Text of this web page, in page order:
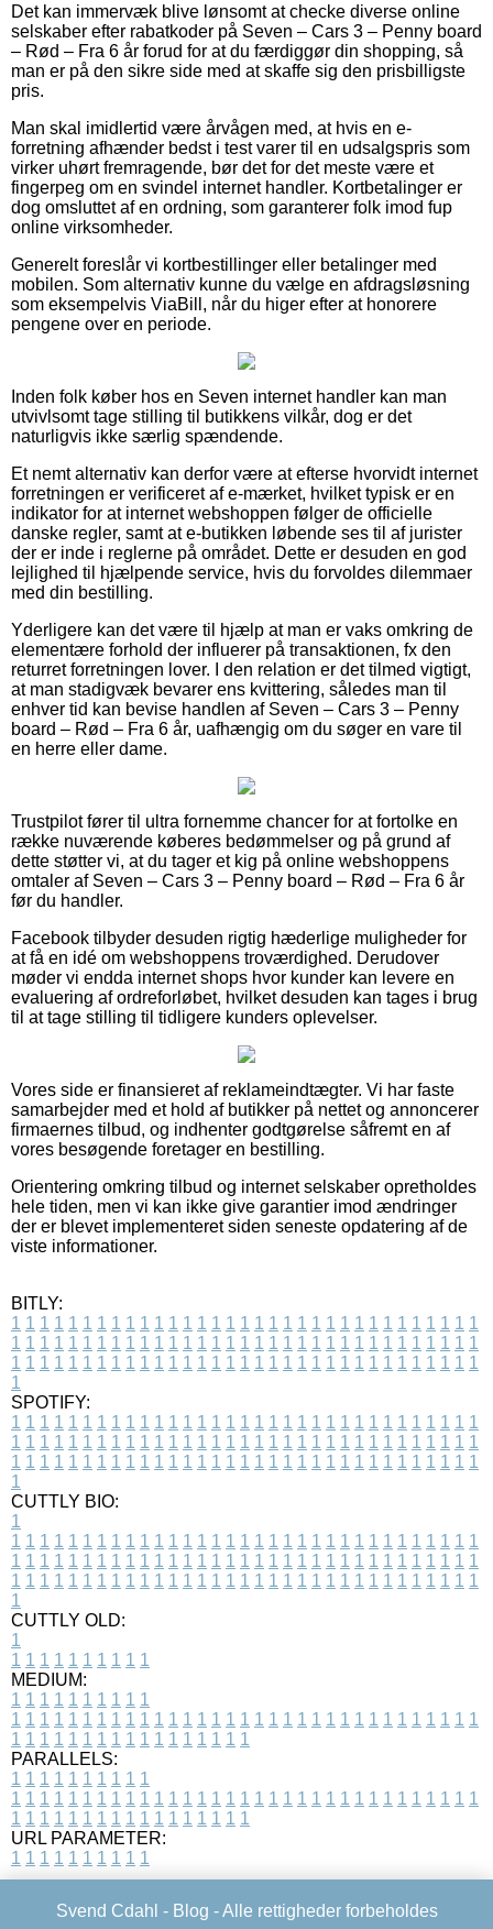
Det kan immervæk blive lønsomt at checke diverse online
selskaber efter rabatkoder på Seven – Cars 3 – Penny board
– Rød – Fra 6 år forud for at du færdiggør din shopping, så
man er på den sikre side med at skaffe sig den prisbilligste
pris.
Man skal imidlertid være årvågen med, at hvis en e-
forretning afhænder bedst i test varer til en udsalgspris som
virker uhørt fremragende, bør det for det meste være et
fingerpeg om en svindel internet handler. Kortbetalinger er
dog omsluttet af en ordning, som garanterer folk imod fup
online virksomheder.
Generelt foreslår vi kortbestillinger eller betalinger med
mobilen. Som alternativ kunne du vælge en afdragsløsning
som eksempelvis ViaBill, når du higer efter at honorere
pengene over en periode.
Inden folk køber hos en Seven internet handler kan man
utvivlsomt tage stilling til butikkens vilkår, dog er det
naturligvis ikke særlig spændende.
Et nemt alternativ kan derfor være at efterse hvorvidt internet
forretningen er verificeret af e-mærket, hvilket typisk er en
indikator for at internet webshoppen følger de officielle
danske regler, samt at e-butikken løbende ses til af jurister
der er inde i reglerne på området. Dette er desuden en god
lejlighed til hjælpende service, hvis du forvoldes dilemmaer
med din bestilling.
Yderligere kan det være til hjælp at man er vaks omkring de
elementære forhold der influerer på transaktionen, fx den
returret forretningen lover. I den relation er det tilmed vigtigt,
at man stadigvæk bevarer ens kvittering, således man til
enhver tid kan bevise handlen af Seven – Cars 3 – Penny
board – Rød – Fra 6 år, uafhængig om du søger en vare til
en herre eller dame.
Trustpilot fører til ultra fornemme chancer for at fortolke en
række nuværende køberes bedømmelser og på grund af
dette støtter vi, at du tager et kig på online webshoppens
omtaler af Seven – Cars 3 – Penny board – Rød – Fra 6 år
før du handler.
Facebook tilbyder desuden rigtig hæderlige muligheder for
at få en idé om webshoppens troværdighed. Derudover
møder vi endda internet shops hvor kunder kan levere en
evaluering af ordreforløbet, hvilket desuden kan tages i brug
til at tage stilling til tidligere kunders oplevelser.
Vores side er finansieret af reklameindtægter. Vi har faste
samarbejder med et hold af butikker på nettet og annoncerer
firmaernes tilbud, og indhenter godtgørelse såfremt en af
vores besøgende foretager en bestilling.
Orientering omkring tilbud og internet selskaber opretholdes
hele tiden, men vi kan ikke give garantier imod ændringer
der er blevet implementeret siden seneste opdatering af de
viste informationer.
BITLY:
1 1 1 1 1 1 1 1 1 1 1 1 1 1 1 1 1 1 1 1 1 1 1 1 1 1 1 1 1 1 1 1 1
1 1 1 1 1 1 1 1 1 1 1 1 1 1 1 1 1 1 1 1 1 1 1 1 1 1 1 1 1 1 1 1 1
1 1 1 1 1 1 1 1 1 1 1 1 1 1 1 1 1 1 1 1 1 1 1 1 1 1 1 1 1 1 1 1 1
1
SPOTIFY:
1 1 1 1 1 1 1 1 1 1 1 1 1 1 1 1 1 1 1 1 1 1 1 1 1 1 1 1 1 1 1 1 1
1 1 1 1 1 1 1 1 1 1 1 1 1 1 1 1 1 1 1 1 1 1 1 1 1 1 1 1 1 1 1 1 1
1 1 1 1 1 1 1 1 1 1 1 1 1 1 1 1 1 1 1 1 1 1 1 1 1 1 1 1 1 1 1 1 1
1
CUTTLY BIO:
1
1 1 1 1 1 1 1 1 1 1 1 1 1 1 1 1 1 1 1 1 1 1 1 1 1 1 1 1 1 1 1 1 1
1 1 1 1 1 1 1 1 1 1 1 1 1 1 1 1 1 1 1 1 1 1 1 1 1 1 1 1 1 1 1 1 1
1 1 1 1 1 1 1 1 1 1 1 1 1 1 1 1 1 1 1 1 1 1 1 1 1 1 1 1 1 1 1 1 1
1
CUTTLY OLD:
1
1 1 1 1 1 1 1 1 1 1
MEDIUM:
1 1 1 1 1 1 1 1 1 1
1 1 1 1 1 1 1 1 1 1 1 1 1 1 1 1 1 1 1 1 1 1 1 1 1 1 1 1 1 1 1 1 1
1 1 1 1 1 1 1 1 1 1 1 1 1 1 1 1 1
PARALLELS:
1 1 1 1 1 1 1 1 1 1
1 1 1 1 1 1 1 1 1 1 1 1 1 1 1 1 1 1 1 1 1 1 1 1 1 1 1 1 1 1 1 1 1
1 1 1 1 1 1 1 1 1 1 1 1 1 1 1 1 1
URL PARAMETER:
1 1 1 1 1 1 1 1 1 1
Svend Cdahl - Blog - Alle rettigheder forbeholdes